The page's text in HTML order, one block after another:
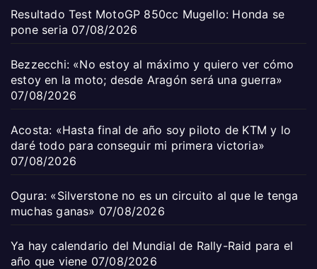
Resultado Test MotoGP 850cc Mugello: Honda se
pone seria 07/08/2026
Bezzecchi: «No estoy al máximo y quiero ver cómo
estoy en la moto; desde Aragón será una guerra»
07/08/2026
Acosta: «Hasta final de año soy piloto de KTM y lo
daré todo para conseguir mi primera victoria»
07/08/2026
Ogura: «Silverstone no es un circuito al que le tenga
muchas ganas» 07/08/2026
Ya hay calendario del Mundial de Rally-Raid para el
año que viene 07/08/2026